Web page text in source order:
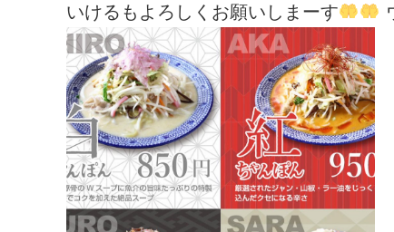
いけるもよろしくお願いしまーす